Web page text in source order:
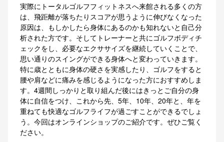
実際にトータルゴルフフィットネスへ来館される多くの方
は、飛距離が落ちたりスコアが思うように伸びなくなった
原因は、もしかしたら身体にあるのかも知れないと自己分
析された方です。そしてトレーナーと共にゴルフボディチ
ェックをし、必要なエクササイズを継続していくことで、
思い通りのスイングができる身体へと変わっていきます。
特に歳とともに身体の硬さを実感したり、ゴルフをすると
腰や肩などに痛みを感じるようになった方におすすめしま
す。4週間しっかりと取り組んだ後にはきっとご自分の身
体に自信をつけ、これから先、5年、10年、20年と、年を
重ねても快適なゴルフライフが過ごすことができるでしょ
う。今回はオンラインショップのご紹介です。ぜひご覧く
ださい。